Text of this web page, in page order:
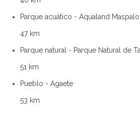
Parque acuático - Aqualand
47 km
Parque natural - Parque Natural de
51 km
Pueblo - Agaete
53 km